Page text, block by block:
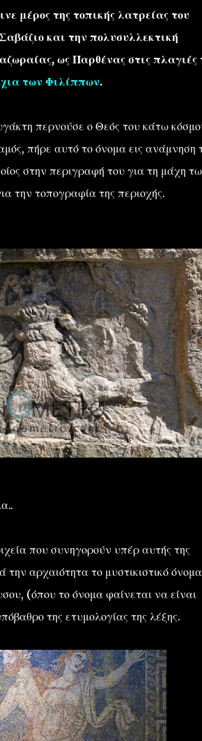
μέρος της τοπικής λατρείας του
και την πολυσυλλεκτική
ως Παρθένας στις πλαγιές
των Φιλίππων.
περνούσε ο Θεός του κάτω
πήρε αυτό το όνομα εις ανάμνηση
στην περιγραφή του για τη μάχη
την τοπογραφία της περιοχής.
που συνηγορούν υπέρ αυτής της
αρχαιότητα το μυστικιστικό
(όπου το όνομα φαίνεται να είναι
της ετυμολογίας της λέξης.